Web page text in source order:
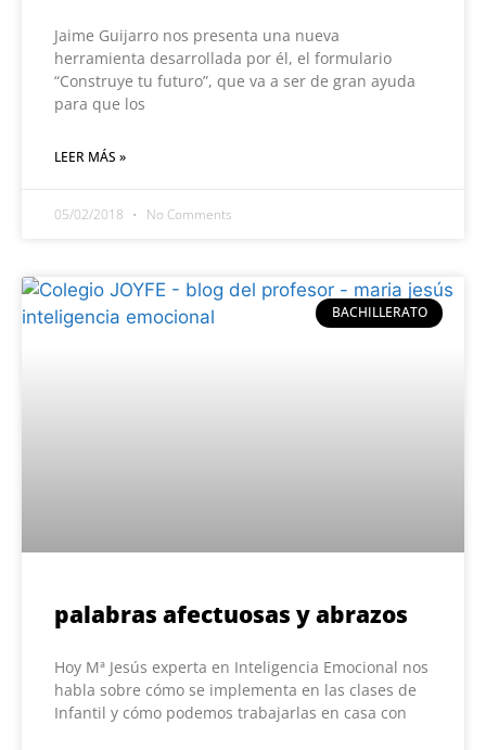
Jaime Guijarro nos presenta una nueva
herramienta desarrollada por él, el formulario
“Construye tu futuro”, que va a ser de gran ayuda
para que los
LEER MÁS »
05/02/2018 No Comments
BACHILLERATO
palabras afectuosas y abrazos
Hoy Mª Jesús experta en Inteligencia Emocional nos
habla sobre cómo se implementa en las clases de
Infantil y cómo podemos trabajarlas en casa con